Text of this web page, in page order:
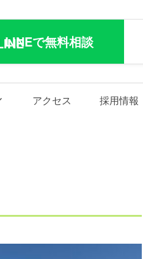
LINEで無料相談
アクセス 採用情報